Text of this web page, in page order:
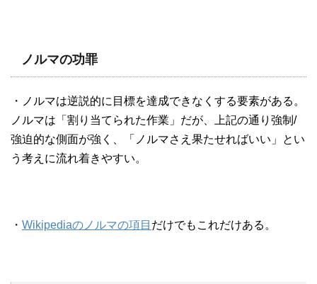
ノルマの功罪
・ノルマは逆説的に目標を達成できなくする要素がある。
ノルマは「割り当てられた作業」だが、上記の通り強制/
強迫的な側面が強く、「ノルマさえ果たせればいい」とい
う考えに流れ着きやすい。
・ Wikipediaのノルマの項目 だけでもこれだけある。